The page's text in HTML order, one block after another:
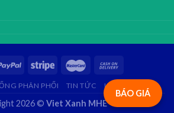
BÁO GIÁ
PHÂN PHỐI TIN TỨC LIÊN HỆ
2026 © Viet Xanh MHE